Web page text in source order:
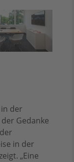
der
Gedanke
in der
„Eine